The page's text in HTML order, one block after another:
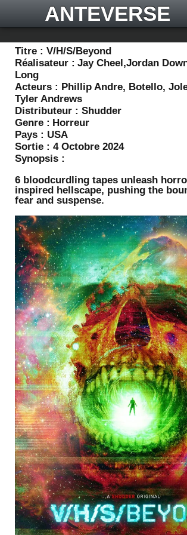
ANTEVERSE
Titre : V/H/S/Beyond
Réalisateur : Jay Cheel,Jordan
Long
Acteurs : Phillip Andre, Botello,
Tyler Andrews
Distributeur : Shudder
Genre : Horreur
Pays : USA
Sortie : 4 Octobre 2024
Synopsis :
6 bloodcurdling tapes unleash
inspired hellscape, pushing the
fear and suspense.